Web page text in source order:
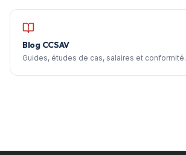
Blog CCSAV
Guides, études de cas, salaires et conformité.